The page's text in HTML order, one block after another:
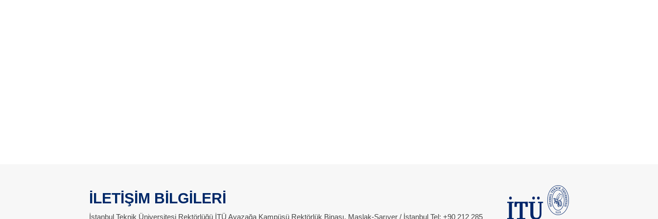
İLETİŞİM BİLGİLERİ
İstanbul Teknik Üniversitesi Rektörlüğü İTÜ Ayazağa Kampüsü Rektörlük Binası, Maslak-Sarıyer / İstanbul Tel: +90 212 285